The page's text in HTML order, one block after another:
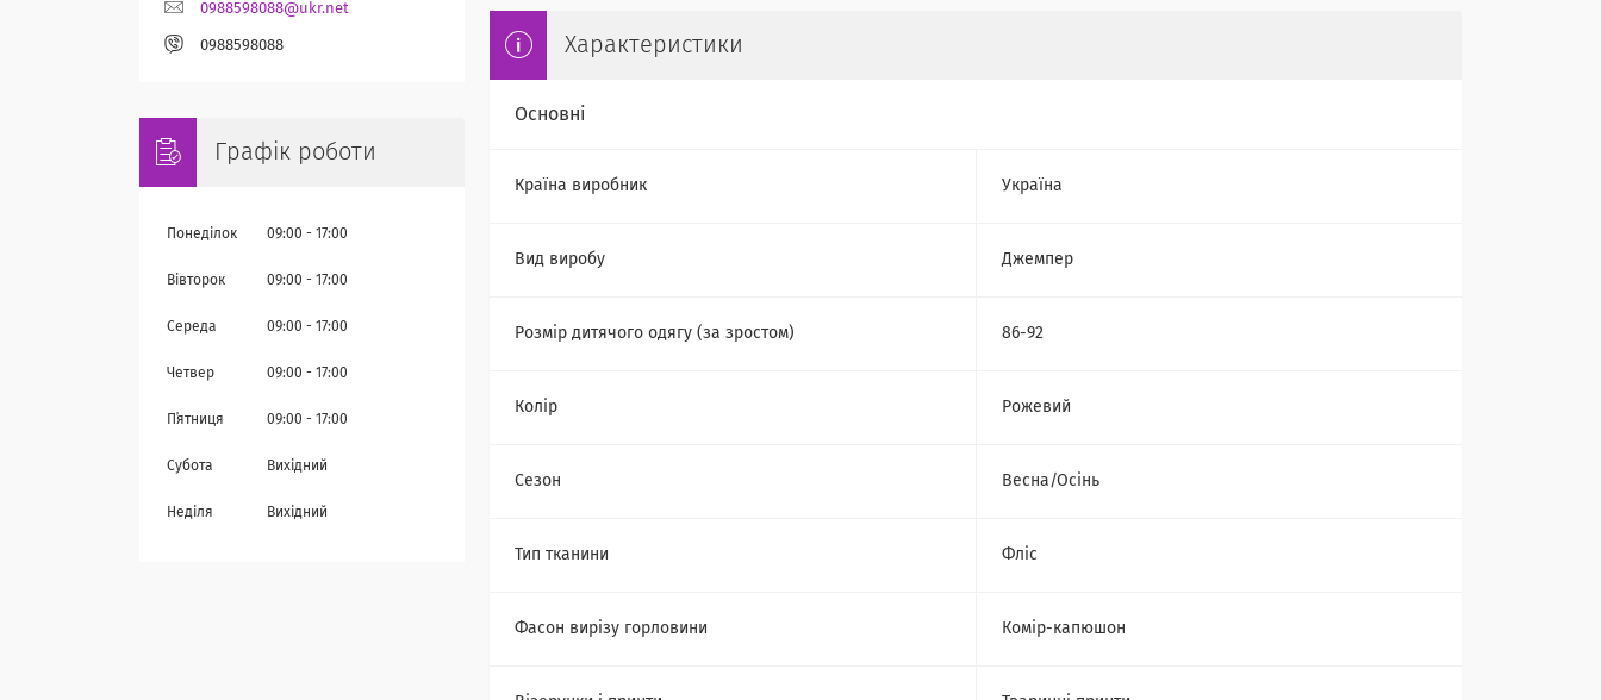
Характеристики
Основні
Країна виробник Україна
Вид виробу Джемпер
Розмір дитячого одягу (за зростом) 86-92
Колір Рожевий
Сезон Весна/Осінь
Тип тканини Фліс
Фасон вирізу горловини Комір-капюшон
0988598088@ukr.net
0988598088
Графік роботи
Понеділок 09:00 17:00
Вівторок 09:00 17:00
Середа 09:00 17:00
Четвер 09:00 17:00
Пʼятниця 09:00 17:00
Субота Вихідний
Неділя Вихідний